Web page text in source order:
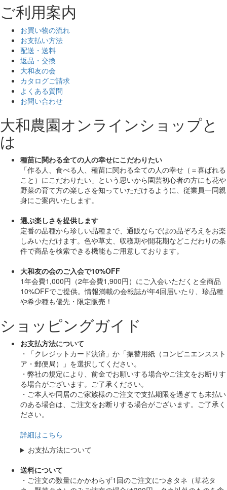
ご利用案内
お買い物の流れ
お支払い方法
配送・送料
返品・交換
大和友の会
カタログご請求
よくある質問
お問い合わせ
大和農園オンラインショップと
は
種苗に関わる全ての人の幸せにこだわりたい
「作る人、食べる人、種苗に関わる全ての人の幸せ（＝喜ばれる
こと）にこだわりたい」 という思いから園芸初心者の方にも花や
野菜の育て方の楽しさを知っていただけるように、従業員一同親
身にご案内いたします。
選ぶ楽しさを提供します
定番の品種から珍しい品種まで、通販ならではの品ぞろえをお楽
しみいただけます。色や草丈、収穫期や開花期などこだわりの条
件で商品を検索できる機能もご用意しております。
大和友の会のご入会で10%OFF
1年会費1,000円（2年会費1,900円）にご入会いただくと全商品
10%OFFでご提供。情報満載の会報誌が年4回届いたり、珍品種
や希少種も優先・限定販売！
ショッピングガイド
お支払方法について
・「クレジットカード決済」か「振替用紙（コンビニエンススト
ア・郵便局）」を選択してください。
・弊社の規定により、前金でお願いする場合やご注文をお断りす
る場合がございます。ご了承ください。
・ご本人や同居のご家族様のご注文で支払期限を過ぎても未払い
のある場合は、ご注文をお断りする場合がございます。ご了承く
ださい。
詳細はこちら
お支払方法について
送料について
・ご注文の数量にかかわらず1回のご注文につきタネ（草花タ